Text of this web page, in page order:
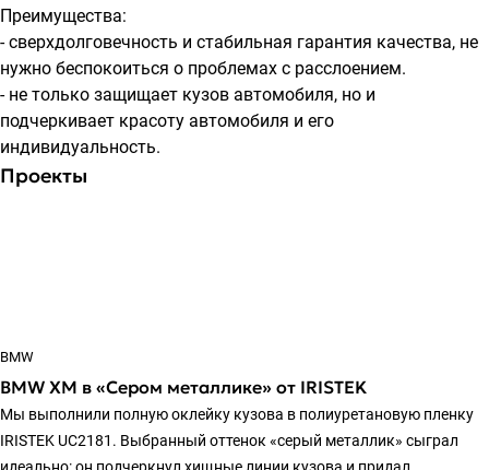
Преимущества:
- сверхдолговечность и стабильная гарантия качества, не
нужно беспокоиться о проблемах с расслоением.
- не только защищает кузов автомобиля, но и
подчеркивает красоту автомобиля и его
индивидуальность.
Проекты
BMW
BMW XM в «Сером металлике» от IRISTEK
Мы выполнили полную оклейку кузова в полиуретановую пленку
IRISTEK UC2181. Выбранный оттенок «серый металлик» сыграл